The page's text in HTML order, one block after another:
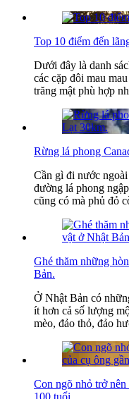
Top 10 điểm đến
Dưới đây là danh
các cặp đôi mau
trăng mật phù hợp
Rừng lá phong
Cần gì đi nước
đường lá phong
cũng có mà phủ đỏ
Ghé thăm những
Bản.
Ở Nhật Bản có
ít hơn cả số lượng
mèo, đảo thỏ, đảo
Con ngõ nhỏ trở nên
100 tuổi.